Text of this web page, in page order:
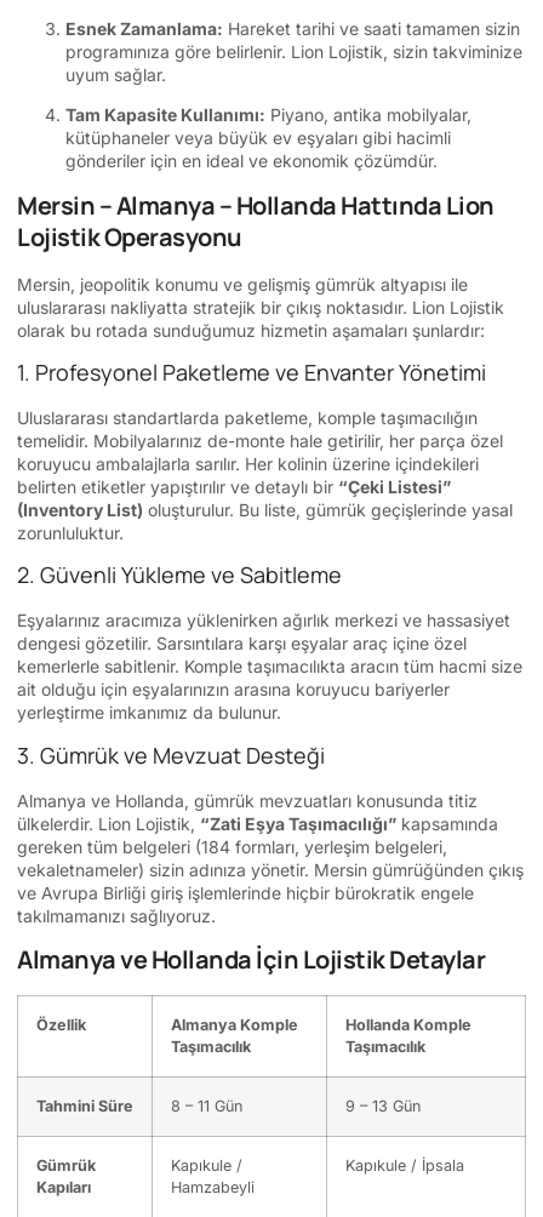
Esnek Zamanlama: Hareket tarihi ve saati tamamen sizin
programınıza göre belirlenir. Lion Lojistik, sizin takviminize
uyum sağlar.
Tam Kapasite Kullanımı: Piyano, antika mobilyalar,
kütüphaneler veya büyük ev eşyaları gibi hacimli
gönderiler için en ideal ve ekonomik çözümdür.
Mersin – Almanya – Hollanda Hattında Lion
Lojistik Operasyonu
Mersin, jeopolitik konumu ve gelişmiş gümrük altyapısı ile
uluslararası nakliyatta stratejik bir çıkış noktasıdır. Lion Lojistik
olarak bu rotada sunduğumuz hizmetin aşamaları şunlardır:
1. Profesyonel Paketleme ve Envanter Yönetimi
Uluslararası standartlarda paketleme, komple taşımacılığın
temelidir. Mobilyalarınız de-monte hale getirilir, her parça özel
koruyucu ambalajlarla sarılır. Her kolinin üzerine içindekileri
belirten etiketler yapıştırılır ve detaylı bir “Çeki Listesi”
(Inventory List) oluşturulur. Bu liste, gümrük geçişlerinde yasal
zorunluluktur.
2. Güvenli Yükleme ve Sabitleme
Eşyalarınız aracımıza yüklenirken ağırlık merkezi ve hassasiyet
dengesi gözetilir. Sarsıntılara karşı eşyalar araç içine özel
kemerlerle sabitlenir. Komple taşımacılıkta aracın tüm hacmi size
ait olduğu için eşyalarınızın arasına koruyucu bariyerler
yerleştirme imkanımız da bulunur.
3. Gümrük ve Mevzuat Desteği
Almanya ve Hollanda, gümrük mevzuatları konusunda titiz
ülkelerdir. Lion Lojistik, “Zati Eşya Taşımacılığı” kapsamında
gereken tüm belgeleri (184 formları, yerleşim belgeleri,
vekaletnameler) sizin adınıza yönetir. Mersin gümrüğünden çıkış
ve Avrupa Birliği giriş işlemlerinde hiçbir bürokratik engele
takılmamanızı sağlıyoruz.
Almanya ve Hollanda İçin Lojistik Detaylar
Özellik
Almanya Komple
Taşımacılık
Hollanda Komple
Taşımacılık
Tahmini Süre 8 – 11 Gün 9 – 13 Gün
Gümrük
Kapıları
Kapıkule /
Hamzabeyli
Kapıkule / İpsala